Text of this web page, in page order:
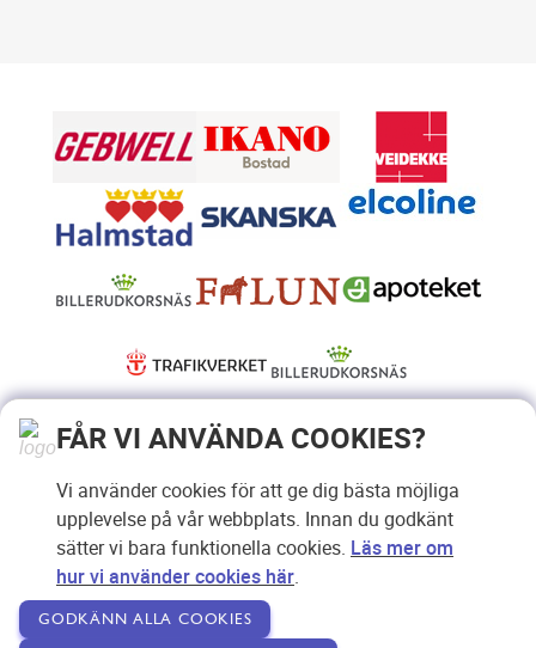
FÅR VI ANVÄNDA COOKIES?
Vi använder cookies för att ge dig bästa möjliga
upplevelse på vår webbplats. Innan du godkänt
sätter vi bara funktionella cookies. Läs mer om
hur vi använder cookies här.
GODKÄNN ALLA COOKIES